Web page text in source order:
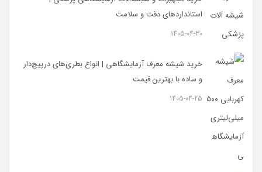
استانداردهای دقت و سلامت
1405-04-30
خرید شیشه معرف آزمایشگاهی | انواع بطری‌های در‌پیچ‌دار
و ساده با بهترین قیمت
1405-04-25